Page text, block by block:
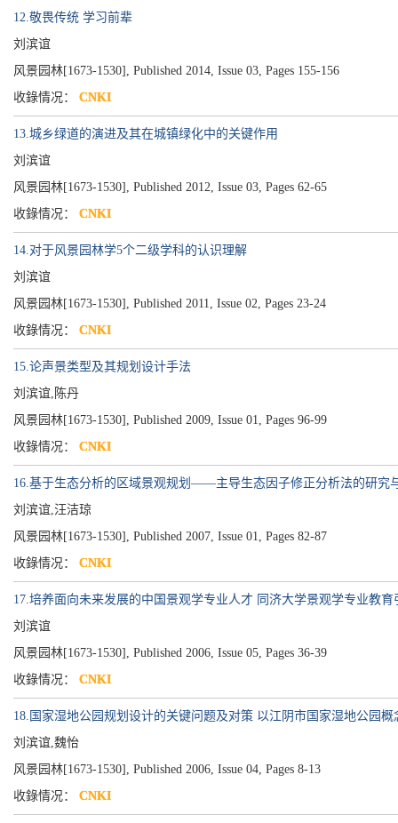
12.敬畏传统 学习前辈
刘滨谊
风景园林[1673-1530], Published 2014, Issue 03, Pages 155-156
收錄情况： CNKI
13.城乡绿道的演进及其在城镇绿化中的关键作用
刘滨谊
风景园林[1673-1530], Published 2012, Issue 03, Pages 62-65
收錄情况： CNKI
14.对于风景园林学5个二级学科的认识理解
刘滨谊
风景园林[1673-1530], Published 2011, Issue 02, Pages 23-24
收錄情况： CNKI
15.论声景类型及其规划设计手法
刘滨谊,陈丹
风景园林[1673-1530], Published 2009, Issue 01, Pages 96-99
收錄情况： CNKI
16.基于生态分析的区域景观规划——主导生态因子修正分析法的研究
刘滨谊,汪洁琼
风景园林[1673-1530], Published 2007, Issue 01, Pages 82-87
收錄情况： CNKI
17.培养面向未来发展的中国景观学专业人才 同济大学景观学专业教育
刘滨谊
风景园林[1673-1530], Published 2006, Issue 05, Pages 36-39
收錄情况： CNKI
18.国家湿地公园规划设计的关键问题及对策 以江阴市国家湿地公园概
刘滨谊,魏怡
风景园林[1673-1530], Published 2006, Issue 04, Pages 8-13
收錄情况： CNKI